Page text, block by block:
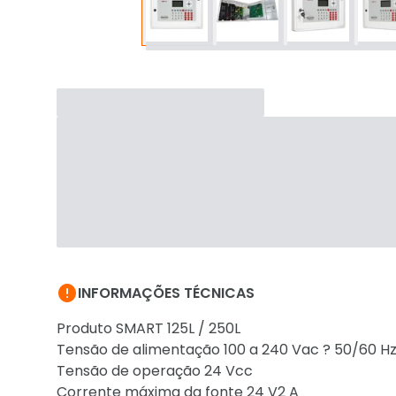
INFORMAÇÕES TÉCNICAS
Produto SMART 125L / 250L
Tensão de alimentação 100 a 240 Vac ? 50/60 Hz
Tensão de operação 24 Vcc